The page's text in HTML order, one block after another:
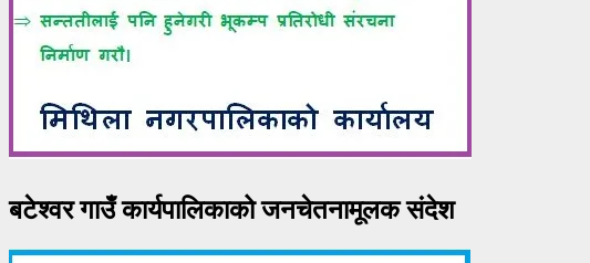
बटेश्वर गाउँ कार्यपालिकाको जनचेतनामूलक संदेश